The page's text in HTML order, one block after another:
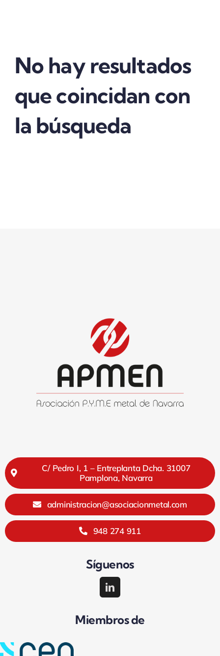
No hay resultados
que coincidan con
la búsqueda
C/ Pedro I, 1 – Entreplanta Dcha. 31007
Pamplona, Navarra
administracion@asociacionmetal.com
948 274 911
Síguenos
Miembros de